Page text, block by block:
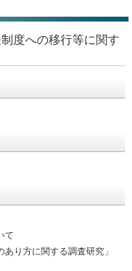
度への移行等に関す
て
あり方に関する調査研究」